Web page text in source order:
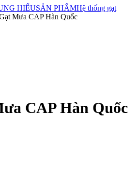
HIẾUSẢN PHẨMHệ thống gạt
Mưa CAP Hàn Quốc
CAP Hàn Quốc